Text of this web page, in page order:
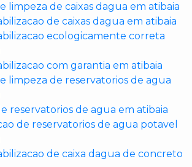
limpeza de caixas dagua em atibaia
de caixas dagua em atibaia
ecologicamente correta
com garantia em atibaia
limpeza de reservatorios de agua
reservatorios de agua em atibaia
de reservatorios de agua potavel
de caixa dagua de concreto